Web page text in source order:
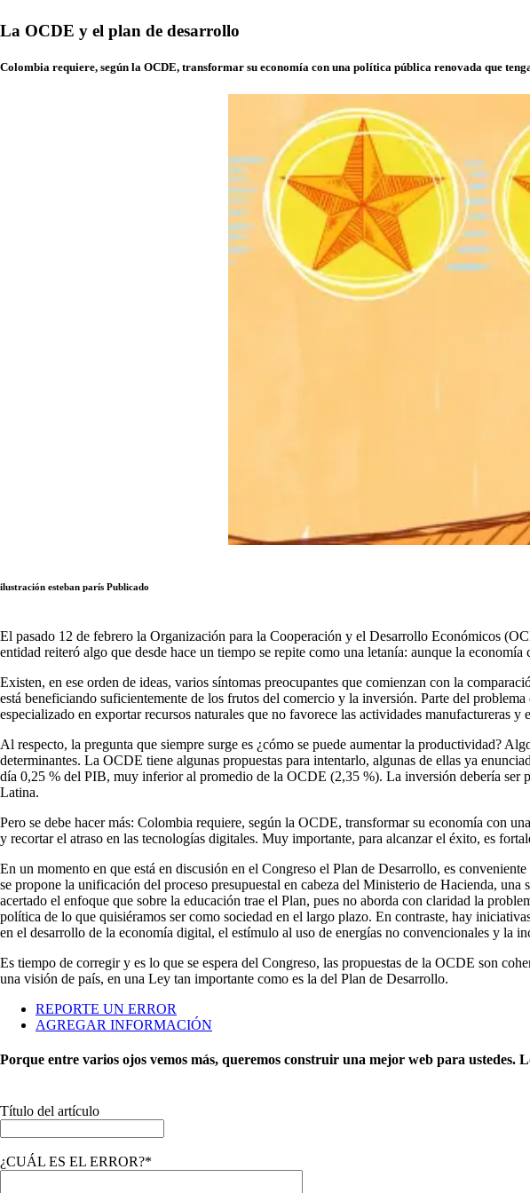
La OCDE y el plan de desarrollo
Colombia requiere, según la OCDE, transformar su economía con una política pública renovada que
ilustración esteban parís Publicado
El pasado 12 de febrero la Organización para la Cooperación y el Desarrollo Económicos
entidad reiteró algo que desde hace un tiempo se repite como una letanía: aunque la
Existen, en ese orden de ideas, varios síntomas preocupantes que comienzan con la
está beneficiando suficientemente de los frutos del comercio y la inversión. Parte del
especializado en exportar recursos naturales que no favorece las actividades manufactureras
Al respecto, la pregunta que siempre surge es ¿cómo se puede aumentar la productividad?
determinantes. La OCDE tiene algunas propuestas para intentarlo, algunas de ellas ya
día 0,25 % del PIB, muy inferior al promedio de la OCDE (2,35 %). La inversión debería ser
Latina.
Pero se debe hacer más: Colombia requiere, según la OCDE, transformar su economía con
y recortar el atraso en las tecnologías digitales. Muy importante, para alcanzar el éxito, es
En un momento en que está en discusión en el Congreso el Plan de Desarrollo, es
se propone la unificación del proceso presupuestal en cabeza del Ministerio de Hacienda,
acertado el enfoque que sobre la educación trae el Plan, pues no aborda con claridad la
política de lo que quisiéramos ser como sociedad en el largo plazo. En contraste, hay
en el desarrollo de la economía digital, el estímulo al uso de energías no convencionales y la
Es tiempo de corregir y es lo que se espera del Congreso, las propuestas de la OCDE son
una visión de país, en una Ley tan importante como es la del Plan de Desarrollo.
REPORTE UN ERROR
AGREGAR INFORMACIÓN
Porque entre varios ojos vemos más, queremos construir una mejor web para
Título del artículo
¿CUÁL ES EL ERROR?*